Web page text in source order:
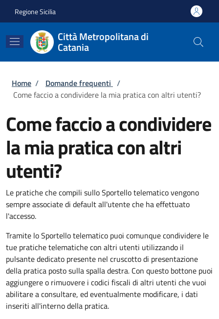
Regione Sicilia
Città Metropolitana di
Catania
Briciole di pane
Home / Domande frequenti /
Come faccio a condividere la mia pratica con altri utenti?
Come faccio a condividere
la mia pratica con altri
utenti?
Le pratiche che compili sullo Sportello telematico vengono
sempre associate di default all'utente che ha effettuato
l'accesso.
Tramite lo Sportello telematico puoi comunque condividere le
tue pratiche telematiche con altri utenti utilizzando il
pulsante dedicato presente nel cruscotto di presentazione
della pratica posto sulla spalla destra. Con questo bottone puoi
aggiungere o rimuovere i codici fiscali di altri utenti che vuoi
abilitare a consultare, ed eventualmente modificare, i dati
inseriti all'interno della pratica.